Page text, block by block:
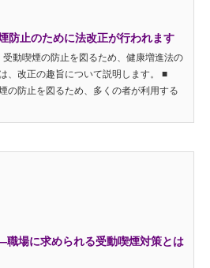
防止のために法改正が行われます
動喫煙の防止を図るため、健康増進法の
、改正の趣旨について説明します。 ■
の防止を図るため、多くの者が利用する
場に求められる受動喫煙対策とは